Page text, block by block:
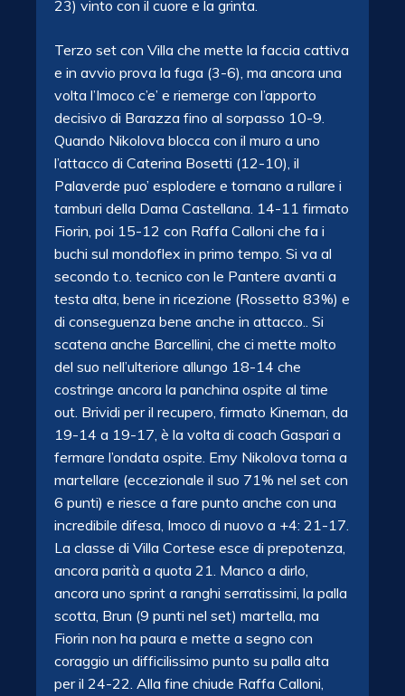
23) vinto con il cuore e la grinta.
Terzo set con Villa che mette la faccia cattiva
e in avvio prova la fuga (3-6), ma ancora una
volta l’Imoco c’e’ e riemerge con l’apporto
decisivo di Barazza fino al sorpasso 10-9.
Quando Nikolova blocca con il muro a uno
l’attacco di Caterina Bosetti (12-10), il
Palaverde puo’ esplodere e tornano a rullare i
tamburi della Dama Castellana. 14-11 firmato
Fiorin, poi 15-12 con Raffa Calloni che fa i
buchi sul mondoflex in primo tempo. Si va al
secondo t.o. tecnico con le Pantere avanti a
testa alta, bene in ricezione (Rossetto 83%) e
di conseguenza bene anche in attacco.. Si
scatena anche Barcellini, che ci mette molto
del suo nell’ulteriore allungo 18-14 che
costringe ancora la panchina ospite al time
out. Brividi per il recupero, firmato Kineman, da
19-14 a 19-17, è la volta di coach Gaspari a
fermare l’ondata ospite. Emy Nikolova torna a
martellare (eccezionale il suo 71% nel set con
6 punti) e riesce a fare punto anche con una
incredibile difesa, Imoco di nuovo a +4: 21-17.
La classe di Villa Cortese esce di prepotenza,
ancora parità a quota 21. Manco a dirlo,
ancora uno sprint a ranghi serratissimi, la palla
scotta, Brun (9 punti nel set) martella, ma
Fiorin non ha paura e mette a segno con
coraggio un difficilissimo punto su palla alta
per il 24-22. Alla fine chiude Raffa Calloni,